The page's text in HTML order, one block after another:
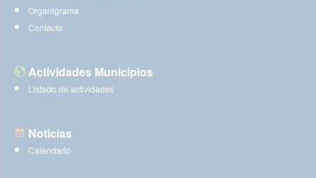
Organigrama
Contacto
Actividades Municipios
Listado de actividades
Noticias
Calendario